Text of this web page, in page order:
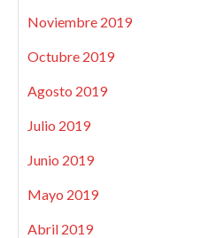
Noviembre 2019
Octubre 2019
Agosto 2019
Julio 2019
Junio 2019
Mayo 2019
Abril 2019